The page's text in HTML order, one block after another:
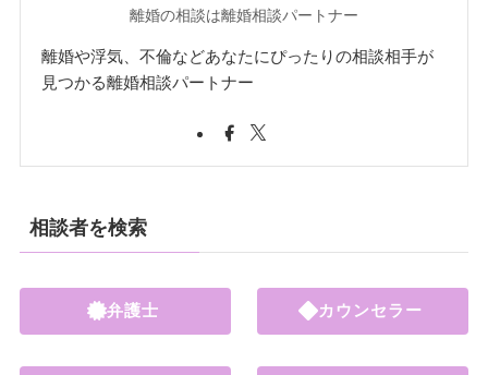
離婚の相談は離婚相談パートナー
離婚や浮気、不倫などあなたにぴったりの相談相手が
見つかる離婚相談パートナー
相談者を検索
弁護士 カウンセラー